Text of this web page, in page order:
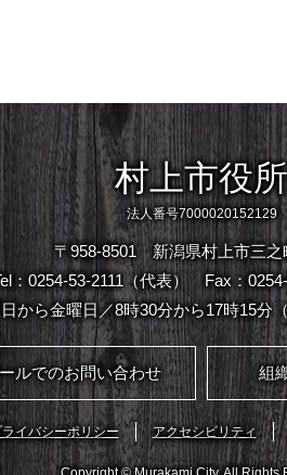
村上市役所
法人番号7000020152129
〒958-8501 新潟県村上市三之
：0254-53-2111（代表）
Fax：
から金曜日／8時30分から17時15分
ルでのお問い合わせ 組
ライバシーポリシー アクセシビリティ